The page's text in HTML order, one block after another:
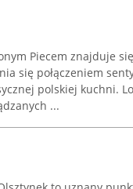
Piecem znajduje
się połączeniem
polskiej kuchni.
...